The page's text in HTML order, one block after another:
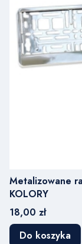
Metalizowane
KOLORY
Cena
18,00 zł
Do koszyka